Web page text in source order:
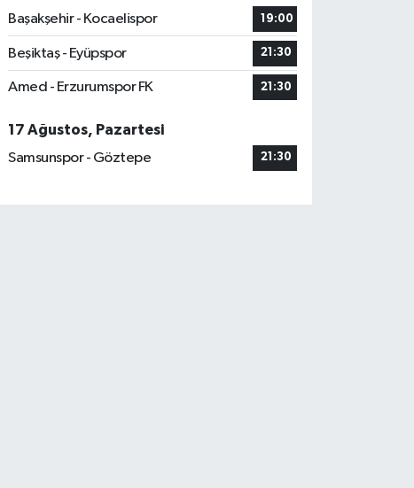
Başakşehir - Kocaelispor
19:00
Beşiktaş - Eyüpspor 21:30
Amed - Erzurumspor FK 21:30
17 Ağustos, Pazartesi
Samsunspor - Göztepe
21:30